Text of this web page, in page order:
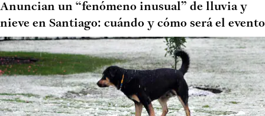
Anuncian un “fenómeno inusual” de lluvia y
nieve en Santiago: cuándo y cómo será el evento